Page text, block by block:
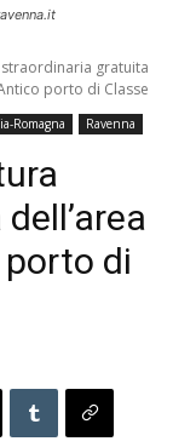
gratuita
porto di Classe
Romagna Ravenna
di